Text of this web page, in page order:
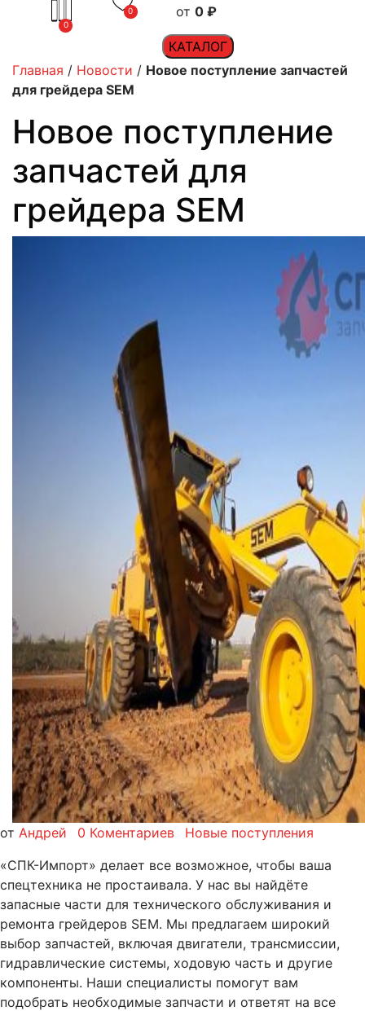
0
0 0 ₽
КАТАЛОГ
Главная / Новости / Новое поступление запчастей
для грейдера SEM
Новое поступление
запчастей для
грейдера SEM
от Андрей 0 Коментариев
Новые поступления
«СПК-Импорт» делает все возможное, чтобы ваша
спецтехника не простаивала. У нас вы найдёте
запасные части для технического обслуживания и
ремонта грейдеров SEM. Мы предлагаем широкий
выбор запчастей, включая двигатели, трансмиссии,
гидравлические системы, ходовую часть и другие
компоненты. Наши специалисты помогут вам
подобрать необходимые запчасти и ответят на все